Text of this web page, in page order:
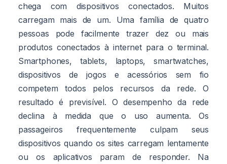
chega com dispositivos conectados. Muitos
carregam mais de um. Uma família de quatro
pessoas pode facilmente trazer dez ou mais
produtos conectados à internet para o terminal.
Smartphones, tablets, laptops, smartwatches,
dispositivos de jogos e acessórios sem fio
competem todos pelos recursos da rede. O
resultado é previsível. O desempenho da rede
declina à medida que o uso aumenta. Os
passageiros frequentemente culpam seus
dispositivos quando os sites carregam lentamente
ou os aplicativos param de responder. Na